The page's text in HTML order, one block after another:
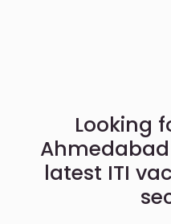
Looking
Ahmedabad
latest ITI